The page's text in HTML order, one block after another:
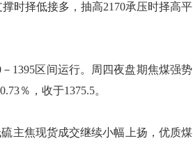
时择低接多，抽高2170承压时择高平
1395区间运行。周四夜盘期焦煤强势
％，收于1375.5。
焦现货成交继续小幅上扬，优质煤